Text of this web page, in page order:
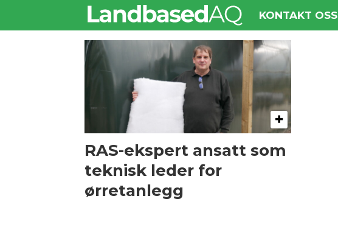
KONTAKT OSS
whiston
RAS-ekspert ansatt som
teknisk leder for
ørretanlegg